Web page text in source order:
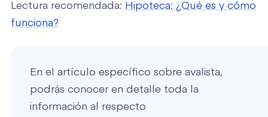
Lectura recomendada: Hipoteca: ¿Qué es y cómo
funciona?
En el artículo específico sobre avalista,
podrás conocer en detalle toda la
información al respecto